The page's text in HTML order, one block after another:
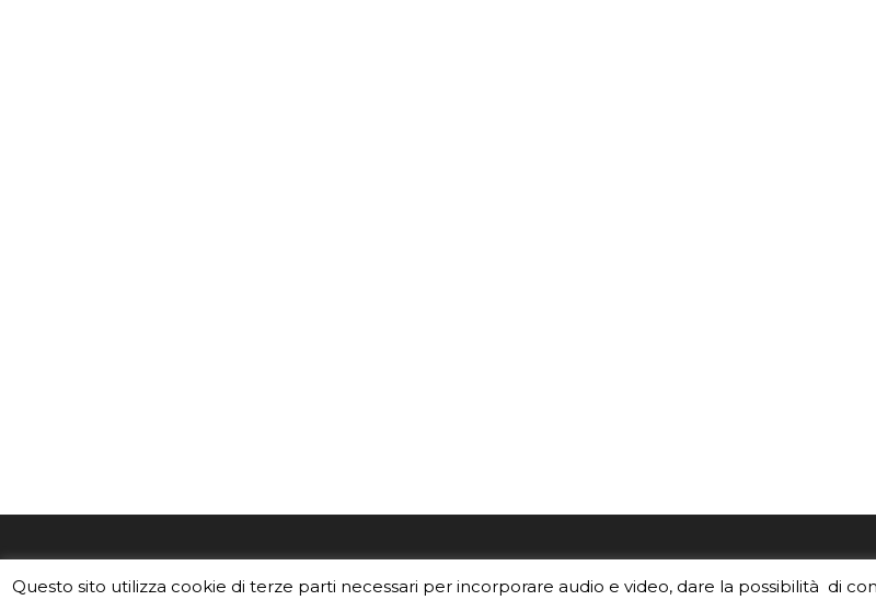
divulgazione dell'INAF,Istituto
Leggi i Crediti.
risponde, per
Questo sito utilizza cookie di terze parti necessari per incorporare audio e video, dare la possibilità di